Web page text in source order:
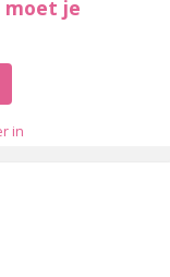
moet je
in